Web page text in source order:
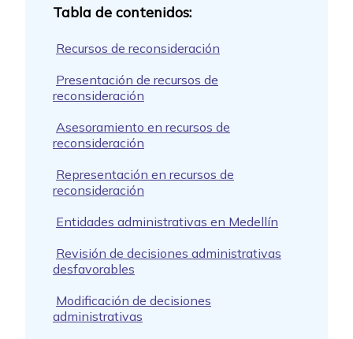
Recursos de reconsideración
Presentación de recursos de
reconsideración
Asesoramiento en recursos de
reconsideración
Representación en recursos de
reconsideración
Entidades administrativas en Medellín
Revisión de decisiones administrativas
desfavorables
Modificación de decisiones
administrativas